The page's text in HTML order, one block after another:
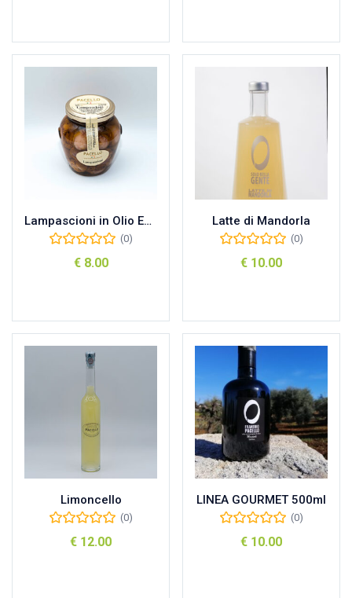
Lampascioni in Olio Extravergine di Oliva
(0)
€8.00
Latte di Mandorla
(0)
€ 10.00
Limoncello
(0)
€ 12.00
LINEA GOURMET 500ml
(0)
€ 10.00